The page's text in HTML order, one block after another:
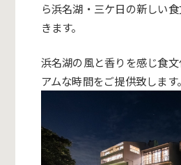
ら浜名湖・三ケ日の新しい
きます。
浜名湖の風と香りを感じ食
アムな時間をご提供致します。